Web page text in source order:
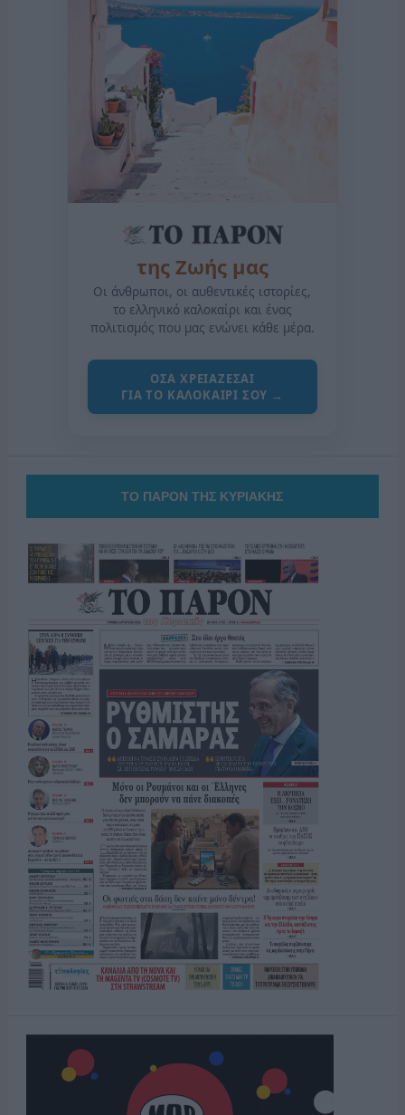
της Ζωής μας
Οι άνθρωποι, οι αυθεντικές ιστορίες,
το ελληνικό καλοκαίρι και ένας
πολιτισμός που μας ενώνει κάθε μέρα.
ΟΣΑ ΧΡΕΙΑΖΕΣΑΙ
ΓΙΑ ΤΟ ΚΑΛΟΚΑΙΡΙ ΣΟΥ →
ΤΟ ΠΑΡΟΝ ΤΗΣ ΚΥΡΙΑΚΗΣ